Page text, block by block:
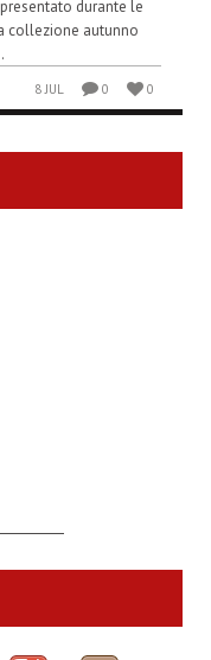
durante le
collezione autunno
8 JUL 0 0